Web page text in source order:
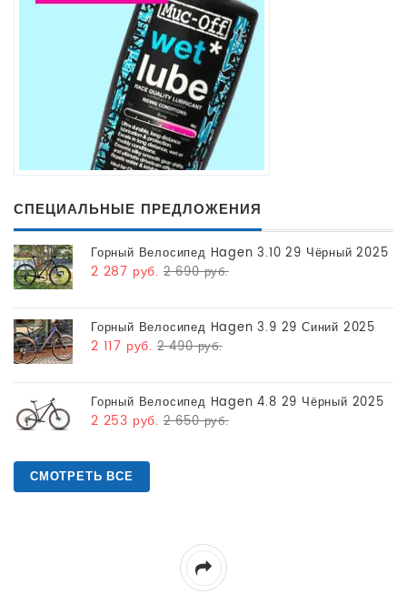
СПЕЦИАЛЬНЫЕ ПРЕДЛОЖЕНИЯ
Горный Велосипед Hagen 3.10 29 Чёрный 2025
2 287 руб.2 690 руб.
Горный Велосипед Hagen 3.9 29 Синий 2025
2 117 руб.2 490 руб.
Горный Велосипед Hagen 4.8 29 Чёрный 2025
2 253 руб.2 650 руб.
СМОТРЕТЬ ВСЕ